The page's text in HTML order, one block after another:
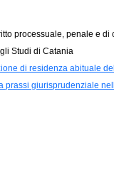
processuale, penale e
Studi di Catania
di residenza abituale
giurisprudenziale